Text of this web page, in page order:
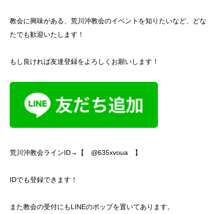
教会に興味がある、荒川沖教会のイベントを知りたいなど、どな
たでも歓迎いたします！
もし良ければ友達登録をよろしくお願いします！
荒川沖教会ラインID→【 @635xvoua 】
IDでも登録できます！
また教会の受付にもLINEのポップを置いてあります。